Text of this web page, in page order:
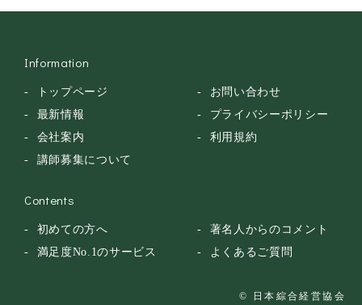
Information
トップページ
最新情報
会社案内
講師募集について
お問い合わせ
プライバシーポリシー
利用規約
Contents
初めての方へ
満足度No.1のサービス
著名人からのコメント
よくあるご質問
© 日本綜合経営協会